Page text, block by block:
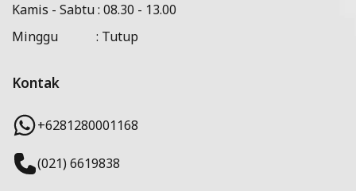
Kamis - Sabtu : 08.30 - 13.00
Minggu : Tutup
Kontak
+6281280001168
(021) 6619838